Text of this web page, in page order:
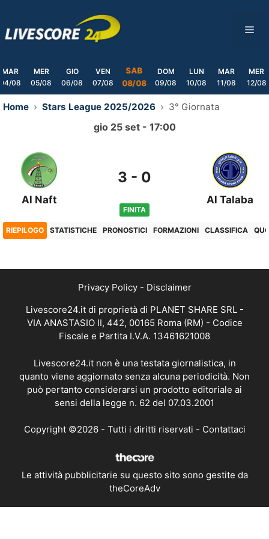
content
MAR
04/08
MER
05/08
GIO
06/08
VEN
07/08
SAB
08/08
DOM
09/08
LUN
10/08
MAR
11/08
MER
12/08
Home Stars League 2025/2026 3° Giornata
gio 25 set - 17:00
Al Naft
3 - 0
FINITA
Al Talaba
RIEPILOGO STATISTICHE PRONOSTICI FORMAZIONI CLASSIFICA
Privacy Policy- Disclaimer
Livescore24.it di proprietà di PLANET SHARE SRL -
VIA ANASTASIO II, 442, 00165 Roma (RM) - Codice
Fiscale e Partita I.V.A. 13461621008
Livescore24.it non è una testata giornalistica, in
quanto viene aggiornato senza alcuna periodicità. Non
può pertanto considerarsi un prodotto editoriale ai
sensi della legge n. 62 del 07.03.2001
Copyright ©2026 - Tutti i diritti riservati - Contattaci
Le attività pubblicitarie su questo sito sono gestite da
theCoreAdv